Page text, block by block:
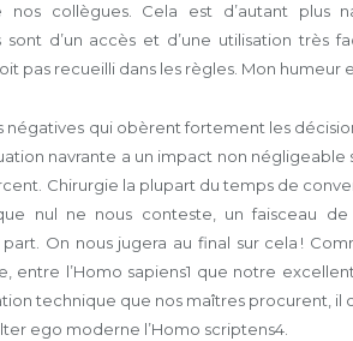
collègues. Cela est d’autant plus
sont d’un accès et d’une utilisation très
pas recueilli dans les règles. Mon humeur
qui obèrent fortement les
navrante a un impact non négligeable
Chirurgie la plupart du temps de
nul ne nous conteste, un faisceau
On nous jugera au final sur cela !
entre l’Homo sapiens1 que notre
technique que nos maîtres procurent, il
ego moderne l’Homo scriptens4.